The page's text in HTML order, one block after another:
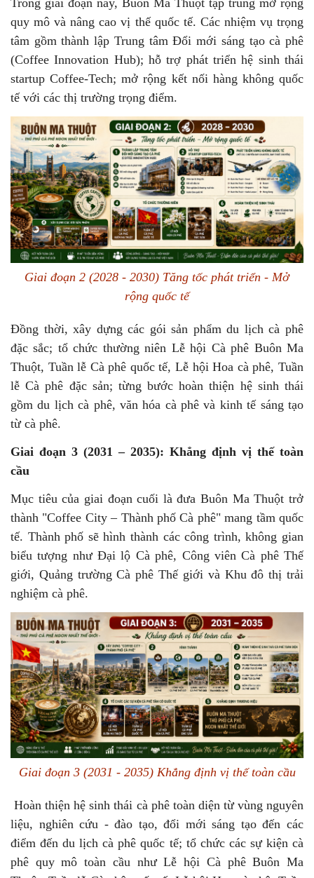
Trong giai đoạn này, Buôn Ma Thuột tập trung mở rộng
quy mô và nâng cao vị thế quốc tế. Các nhiệm vụ trọng
tâm gồm thành lập Trung tâm Đổi mới sáng tạo cà phê
(Coffee Innovation Hub); hỗ trợ phát triển hệ sinh thái
startup Coffee-Tech; mở rộng kết nối hàng không quốc
tế với các thị trường trọng điểm.
Giai đoạn 2 (2028 - 2030) Tăng tốc phát triển - Mở
rộng quốc tế
Đồng thời, xây dựng các gói sản phẩm du lịch cà phê
đặc sắc; tổ chức thường niên Lễ hội Cà phê Buôn Ma
Thuột, Tuần lễ Cà phê quốc tế, Lễ hội Hoa cà phê, Tuần
lễ Cà phê đặc sản; từng bước hoàn thiện hệ sinh thái
gồm du lịch cà phê, văn hóa cà phê và kinh tế sáng tạo
từ cà phê.
Giai đoạn 3 (2031 – 2035): Khẳng định vị thế toàn
cầu
Mục tiêu của giai đoạn cuối là đưa Buôn Ma Thuột trở
thành "Coffee City – Thành phố Cà phê" mang tầm quốc
tế. Thành phố sẽ hình thành các công trình, không gian
biểu tượng như Đại lộ Cà phê, Công viên Cà phê Thế
giới, Quảng trường Cà phê Thế giới và Khu đô thị trải
nghiệm cà phê.
Giai đoạn 3 (2031 - 2035) Khẳng định vị thế toàn cầu
Hoàn thiện hệ sinh thái cà phê toàn diện từ vùng nguyên
liệu, nghiên cứu - đào tạo, đổi mới sáng tạo đến các
điểm đến du lịch cà phê quốc tế; tổ chức các sự kiện cà
phê quy mô toàn cầu như Lễ hội Cà phê Buôn Ma